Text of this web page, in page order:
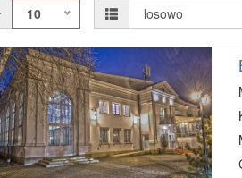
10
losowo